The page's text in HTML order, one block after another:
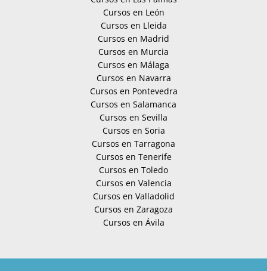
Cursos en León
Cursos en Lleida
Cursos en Madrid
Cursos en Murcia
Cursos en Málaga
Cursos en Navarra
Cursos en Pontevedra
Cursos en Salamanca
Cursos en Sevilla
Cursos en Soria
Cursos en Tarragona
Cursos en Tenerife
Cursos en Toledo
Cursos en Valencia
Cursos en Valladolid
Cursos en Zaragoza
Cursos en Ávila